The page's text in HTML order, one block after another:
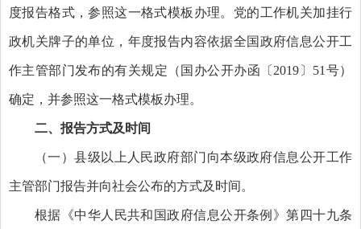
度报告格式，参照这一格式模板办理。党的工作机关加挂行
政机关牌子的单位，年度报告内容依据全国政府信息公开工
作主管部门发布的有关规定（国办公开办函〔2019〕51号）
确定，并参照这一格式模板办理。
二、报告方式及时间
（一）县级以上人民政府部门向本级政府信息公开工作
主管部门报告并向社会公布的方式及时间。
根据《中华人民共和国政府信息公开条例》第四十九条